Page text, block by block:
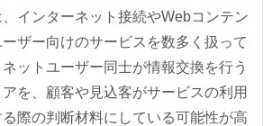
インターネット接続やWebコンテン
ザー向けのサービスを数多く扱って
ットユーザー同士が情報交換を行う
を、顧客や見込客がサービスの利用
際の判断材料にしている可能性が高